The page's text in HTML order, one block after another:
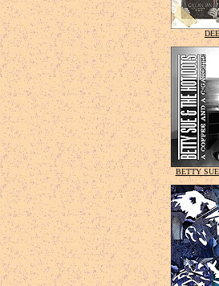
BETTY